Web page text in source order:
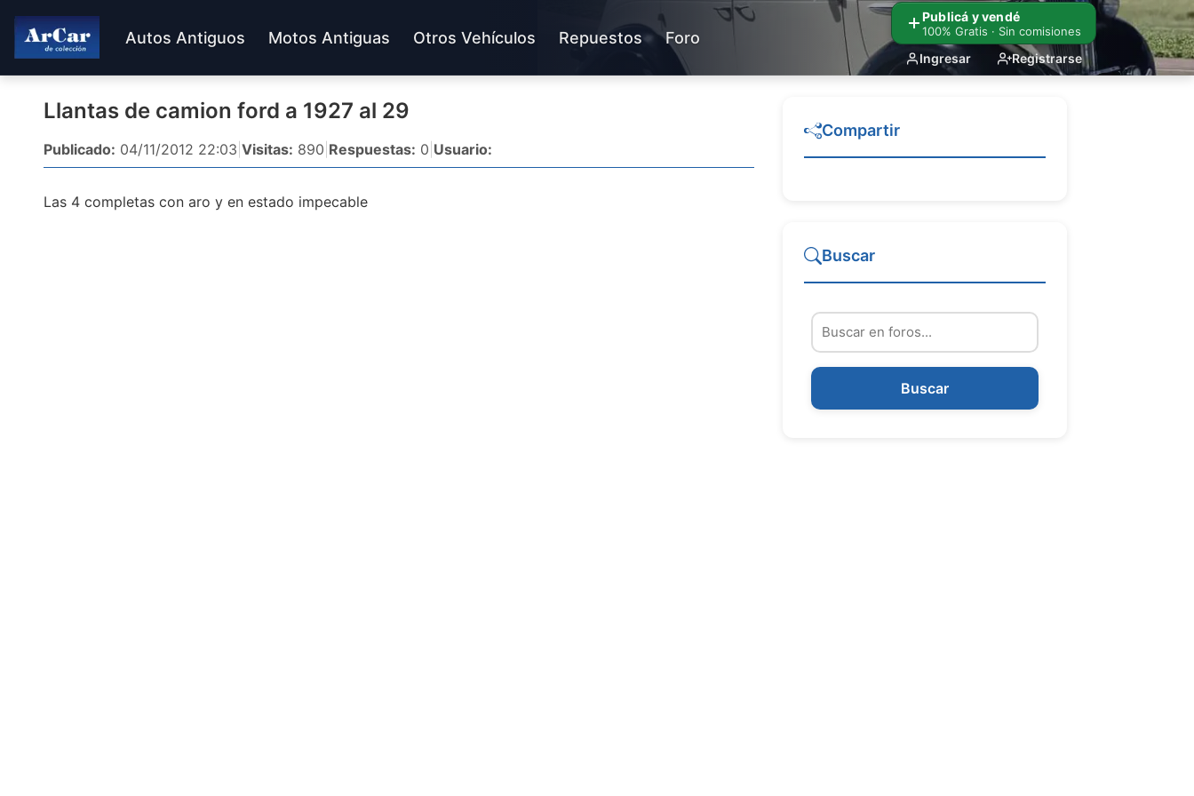
Publicá y vendé
100% Gratis · Sin comisiones
Ingresar Registrarse
Autos Antiguos Motos Antiguas Otros Vehículos Repuestos Foro
Llantas de camion ford a 1927 al 29
Publicado: 04/11/2012 22:03 Visitas: 890 Respuestas: 0 Usuario:
Las 4 completas con aro y en estado impecable
Compartir
Buscar
Buscar